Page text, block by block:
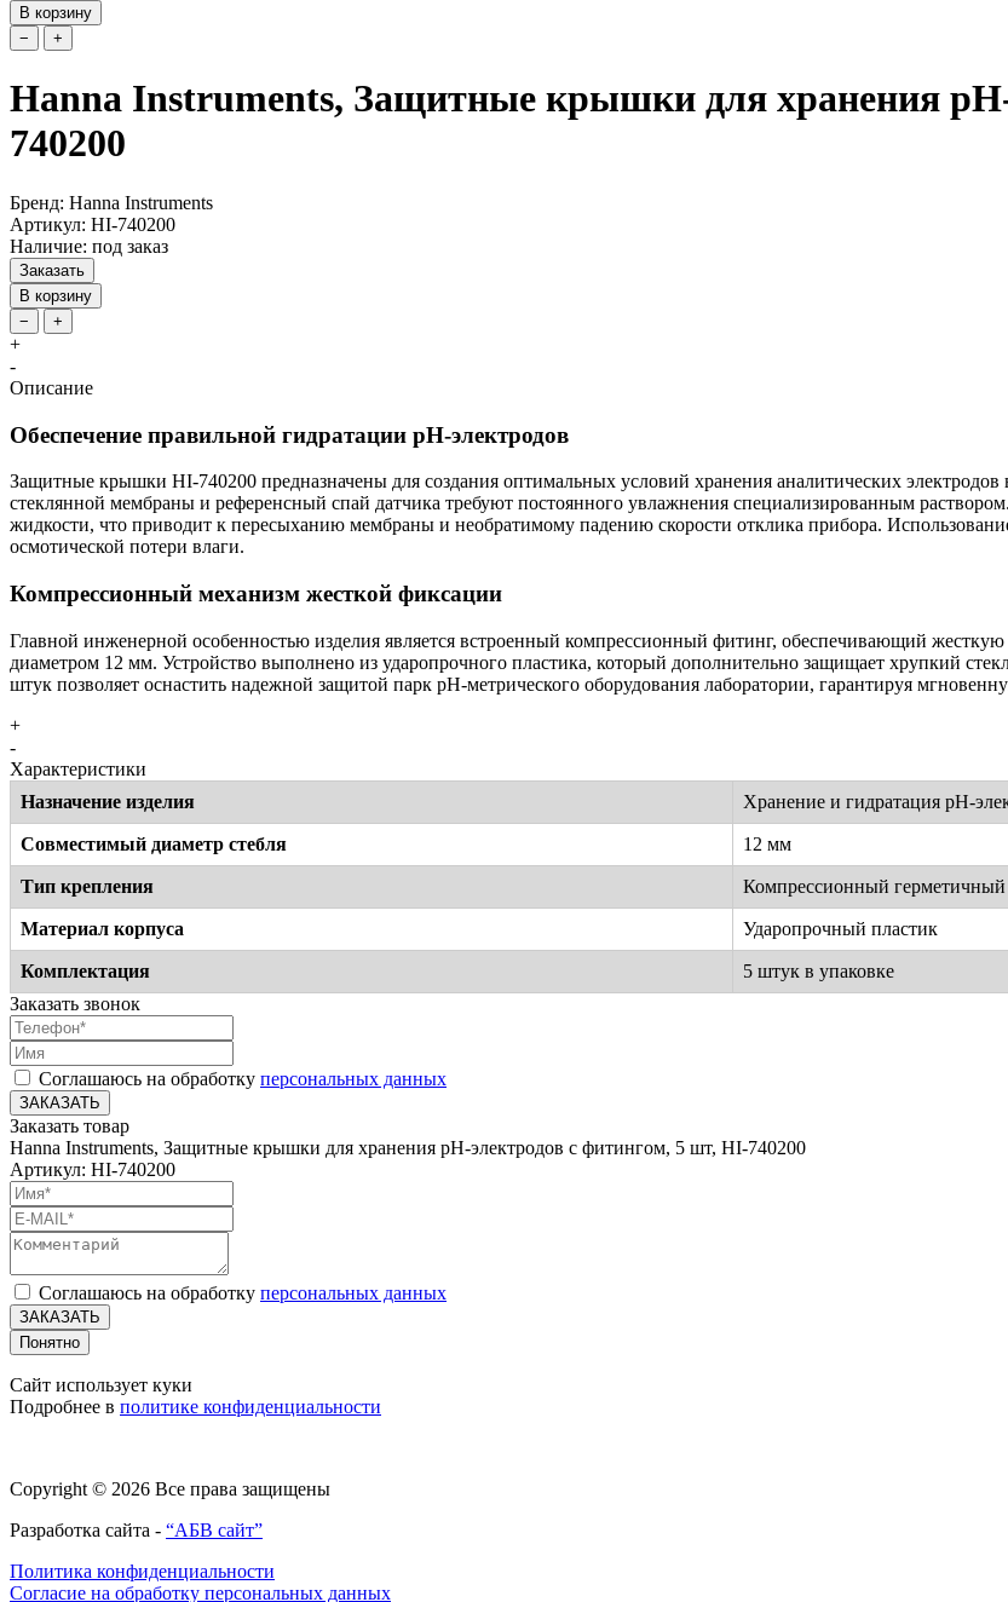
В корзину
−
+
Hanna Instruments, Защитные крышки для хранения
740200
Бренд: Hanna Instruments
Артикул: HI-740200
Наличие: под заказ
Заказать
В корзину
−
+
+
-
Описание
Обеспечение правильной гидратации pH-электродов
Защитные крышки HI-740200 предназначены для создания оптимальных условий хранения аналитических
стеклянной мембраны и референсный спай датчика требуют постоянного увлажнения специализированным
жидкости, что приводит к пересыханию мембраны и необратимому падению скорости отклика прибора.
осмотической потери влаги.
Компрессионный механизм жесткой фиксации
Главной инженерной особенностью изделия является встроенный компрессионный фитинг, обеспечивающий
диаметром 12 мм. Устройство выполнено из ударопрочного пластика, который дополнительно защищает хрупкий
штук позволяет оснастить надежной защитой парк pH-метрического оборудования лаборатории, гарантируя
+
-
Характеристики
Назначение изделия
Хранение и гидратация pH-
Совместимый диаметр стебля 12 мм
Тип крепления Компрессионный
Материал корпуса Ударопрочный пластик
Комплектация
5 штук в упаковке
Заказать звонок
Соглашаюсь на обработку персональных данных
ЗАКАЗАТЬ
Заказать товар
Hanna Instruments, Защитные крышки для хранения pH-электродов с фитингом, 5 шт, HI-740200
Артикул: HI-740200
Соглашаюсь на обработку персональных данных
ЗАКАЗАТЬ
Понятно
Сайт использует куки
Подробнее в политике конфиденциальности
Copyright © 2026 Все права защищены
Разработка сайта - “АБВ сайт”
Политика конфиденциальности
Согласие на обработку персональных данных